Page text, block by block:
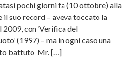
pochi giorni fa (10 ottobre) alla
il suo record – aveva toccato la
con ‘Verifica del
(1997) – ma in ogni caso una
battuto Mr. […]